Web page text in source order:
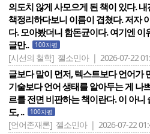
의도치 않게 사모으게 된 책이 있다.
책정리하다보니 이름이 겹쳤다. 저자
다. 모아봤더니 함돈균이다. 여기엔 이
글만..
100자평
[시선의 철학] 젤소민아 | 2026-07-22
글보다 말이 먼저, 텍스트보다 언어가
기술보다 언어 생태를 알아두는 게 나
르를 전면 비판하는 책이란다. 이 아니
도, ..
100자평
[언어존재론] 젤소민아 | 2026-07-22